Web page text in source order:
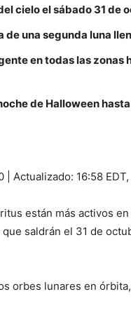
cielo el sábado 31 de
de una segunda luna
en todas las zonas
de Halloween
Actualizado: 16:58
están más activos
saldrán el 31 de
orbes lunares en